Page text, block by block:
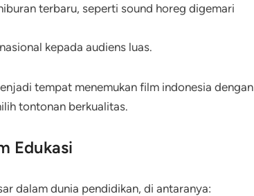
terbaru, seperti sound horeg digemari
kepada audiens luas.
tempat menemukanfilm indonesia dengan
tontonan berkualitas.
Edukasi
dalam dunia pendidikan, di antaranya: